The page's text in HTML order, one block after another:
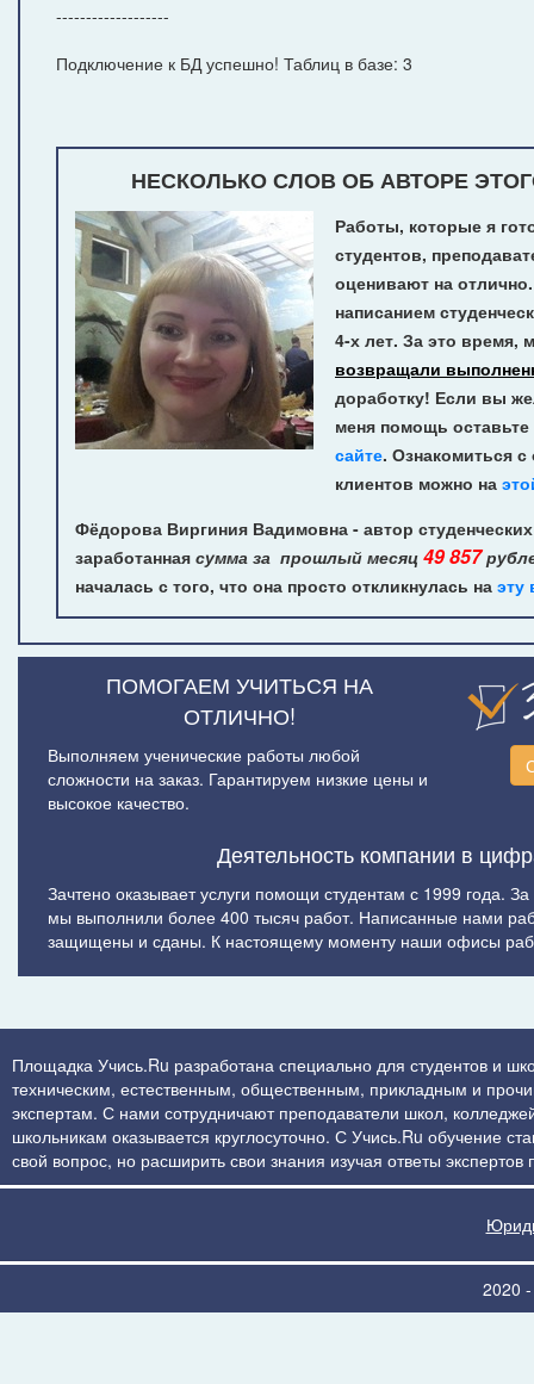
-------------------
Подключение к БД успешно! Таблиц в базе: 3
НЕСКОЛЬКО СЛОВ ОБ АВТОРЕ
Работы, которые я
студентов,
оценивают на
написанием
4-х лет. За это время,
возвращали
доработку! Если вы
меня помощь оставьте
сайте. Ознакомиться
клиентов можно на
Фёдорова Виргиния Вадимовна - автор
заработанная сумма за прошлый месяц 49 857
началась с того, что она просто откликнулась на эту
ПОМОГАЕМ УЧИТЬСЯ НА
ОТЛИЧНО!
Выполняем ученические работы любой
сложности на заказ. Гарантируем низкие цены и
высокое качество.
Деятельность компании в
Зачтено оказывает услуги помощи студентам с 1999 года.
мы выполнили более 400 тысяч работ. Написанные нами
защищены и сданы. К настоящему моменту наши офисы
Площадка Учись.Ru разработана специально для студентов и
техническим, естественным, общественным, прикладным и
экспертам. С нами сотрудничают преподаватели школ,
школьникам оказывается круглосуточно. С Учись.Ru обучение
свой вопрос, но расширить свои знания изучая ответы
2020